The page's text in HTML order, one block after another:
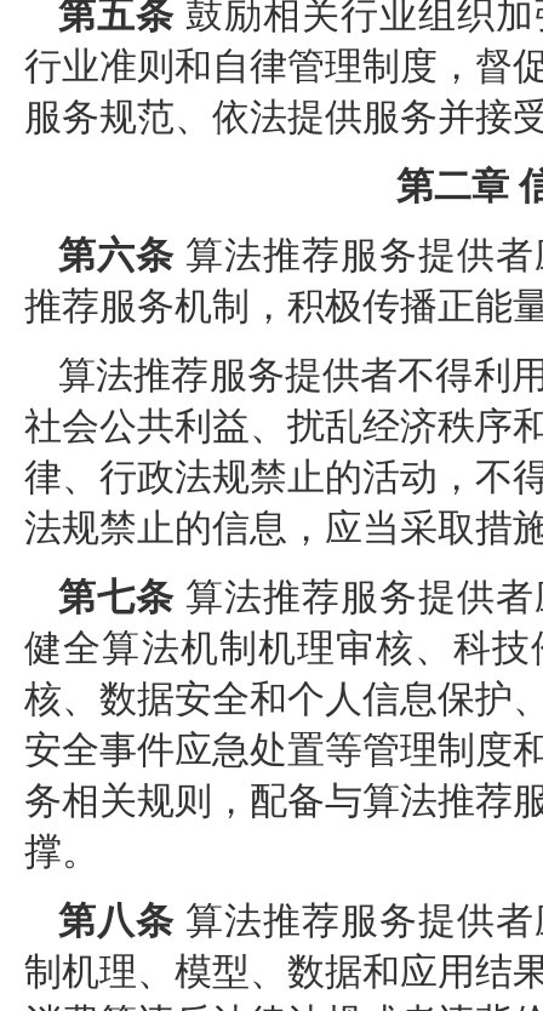
第五条 鼓励相关行业组织
行业准则和自律管理制度，督
服务规范、依法提供服务并接
第二章
第六条 算法推荐服务提供
推荐服务机制，积极传播正能
算法推荐服务提供者不得利
社会公共利益、扰乱经济秩序
律、行政法规禁止的活动，不
法规禁止的信息，应当采取措
第七条 算法推荐服务提供
健全算法机制机理审核、科
核、数据安全和个人信息保护
安全事件应急处置等管理制度
务相关规则，配备与算法推荐
撑。
第八条 算法推荐服务提供
制机理、模型、数据和应用结